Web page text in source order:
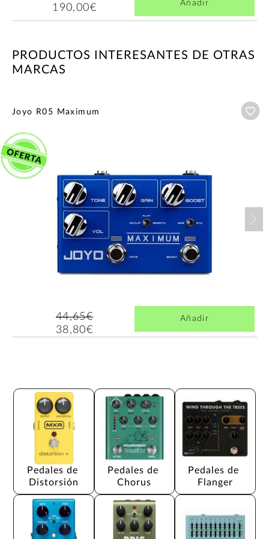
190,00€ Añadir
PRODUCTOS INTERESANTES DE OTRAS
MARCAS
Joyo R05 Maximum
44,65€
38,80€
Añadir
Pedales de
Distorsión
Pedales de
Chorus
Pedales de
Flanger